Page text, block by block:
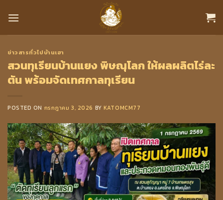
ข่าวสารทั่วไปบ้านเฮา
สวนทุเรียนบ้านแยง พิษณุโลก ให้ผลผลิตไร่ละ
ตัน พร้อมจัดเทศกาลทุเรียน
POSTED ON กรกฎาคม 3, 2026 BY KATOMCM77